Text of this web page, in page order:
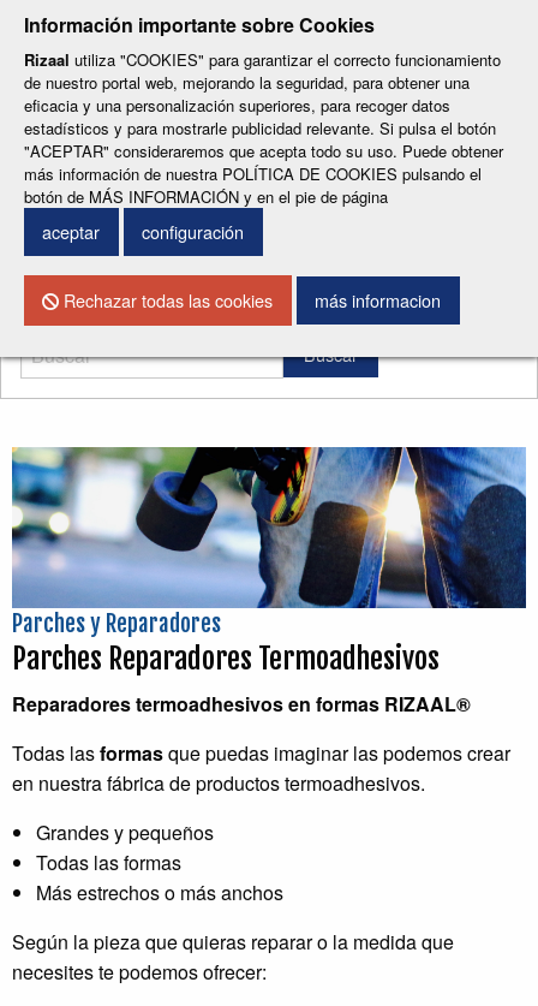
Información importante sobre Cookies
Rizaal utiliza "COOKIES" para garantizar el correcto funcionamiento
de nuestro portal web, mejorando la seguridad, para obtener una
eficacia y una personalización superiores, para recoger datos
estadísticos y para mostrarle publicidad relevante. Si pulsa el botón
"ACEPTAR" consideraremos que acepta todo su uso. Puede obtener
más información de nuestra POLÍTICA DE COOKIES pulsando el
botón de MÁS INFORMACIÓN y en el pie de página
aceptar configuración
Rechazar todas las cookies más informacion
- ESP-ENG-CAT-FRA-DEU
Menu
Buscar
Parches y Reparadores
Parches Reparadores Termoadhesivos
Reparadores termoadhesivos en formas RIZAAL®
Todas lasformasque puedas imaginar las podemos crear
en nuestra fábrica de productos termoadhesivos.
Grandes y pequeños
Todas las formas
Más estrechos o más anchos
Según la pieza que quieras reparar o la medida que
necesites te podemos ofrecer: